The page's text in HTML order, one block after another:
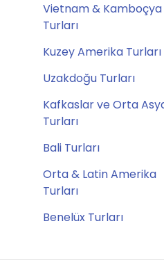
Vietnam & Kamboçya
Turları
Kuzey Amerika Turları
Uzakdoğu Turları
Kafkaslar ve Orta
Turları
Bali Turları
Orta & Latin Amerika
Turları
Benelüx Turları